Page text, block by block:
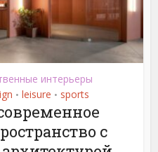
интерьеры
• leisure • sports
с